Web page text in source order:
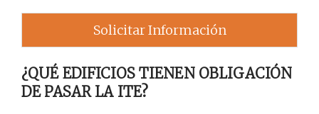
Solicitar Información
¿QUÉ EDIFICIOS TIENEN OBLIGACIÓN
DE PASAR LA ITE?